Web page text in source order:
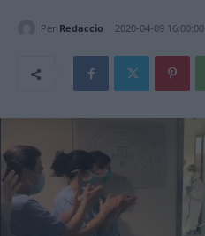
Per Redaccio 2020-04-09 16:00:00